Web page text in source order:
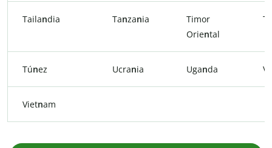
Tailandia Tanzania
Timor
Oriental
To
Túnez Ucrania Uganda Va
Vietnam